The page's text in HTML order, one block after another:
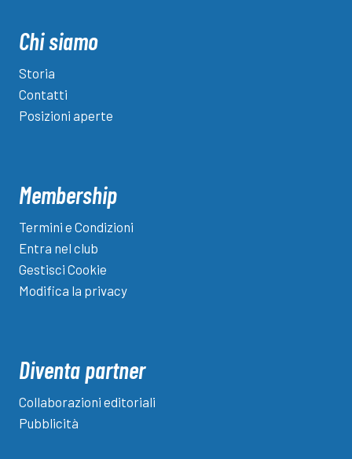
c’è
iscriversi
giugno
articoli
Chi siamo
Storia
Contatti
Posizioni aperte
Membership
Termini e Condizioni
Entra nel club
Gestisci Cookie
Modifica la privacy
Diventa partner
Collaborazioni editoriali
Pubblicità